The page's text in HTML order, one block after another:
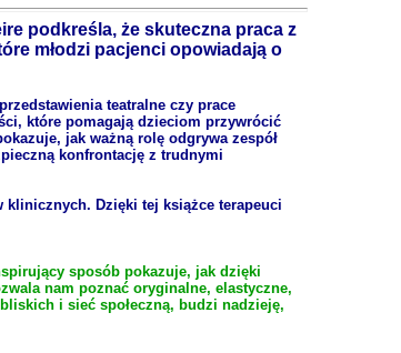
podkreśla, że skuteczna praca z
młodzi pacjenci opowiadają o
teatralne czy prace
które pomagają dzieciom przywrócić
jak ważną rolę odgrywa zespół
konfrontację z trudnymi
klinicznych. Dzięki tej książce terapeuci
sposób pokazuje, jak dzięki
nam poznać oryginalne, elastyczne,
i sieć społeczną, budzi nadzieję,